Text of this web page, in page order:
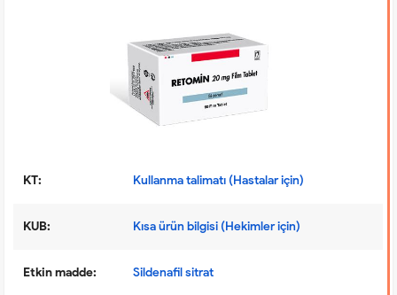
KT: Kullanma talimatı (Hastalar için)
KUB: Kısa ürün bilgisi (Hekimler için)
Etkin madde: Sildenafil sitrat